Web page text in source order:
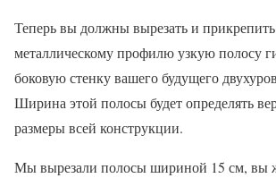
Теперь вы должны вырезать и
металлическому профилю узкую полосу
боковую стенку вашего будущего
Ширина этой полосы будет определять
размеры всей конструкции.
Мы вырезали полосы шириной 15 см, вы